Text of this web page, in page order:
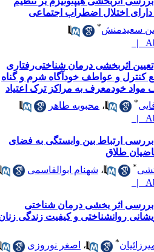
سعیدمنش*
اثربخشی درمان شناختی‌رفتاری
و عواطف خودآگاه شرم و گناه
مواد خودمعرف به مراکز ترک اعتیاد
،محبوبه طاهر
ارتباط بین وابستگی به فضای
طلاق
،شهنام ابوالقاسمی
اثر بخشی درمان شناختی
روانشناختی و کیفیت زندگی زنان
* ،اصغر نوروزی